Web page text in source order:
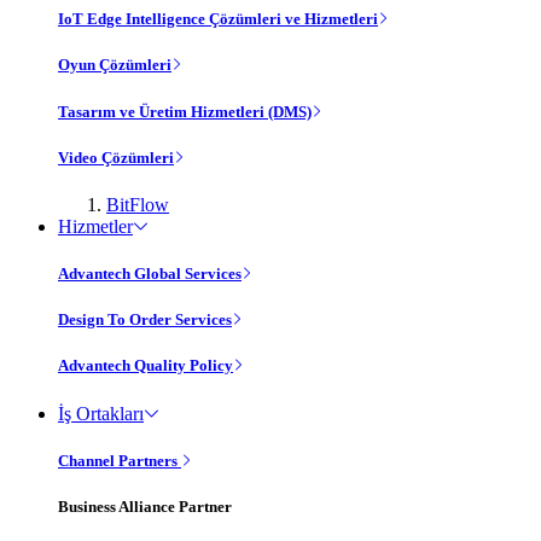
IoT Edge Intelligence Çözümleri ve Hizmetleri
Oyun Çözümleri
Tasarım ve Üretim Hizmetleri (DMS)
Video Çözümleri
BitFlow
Hizmetler
Advantech Global Services
Design To Order Services
Advantech Quality Policy
İş Ortakları
Channel Partners
Business Alliance Partner